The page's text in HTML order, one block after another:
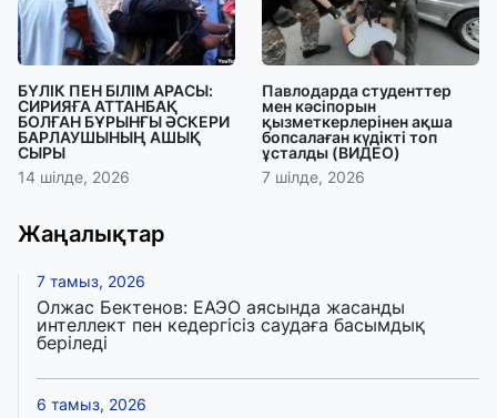
БҮЛІК ПЕН БІЛІМ АРАСЫ:
СИРИЯҒА АТТАНБАҚ
БОЛҒАН БҰРЫНҒЫ ӘСКЕРИ
БАРЛАУШЫНЫҢ АШЫҚ
СЫРЫ
14 шілде, 2026
Павлодарда студенттер
мен кәсіпорын
қызметкерлерінен ақша
бопсалаған күдікті топ
ұсталды (ВИДЕО)
7 шілде, 2026
Жаңалықтар
7 тамыз, 2026
Олжас Бектенов: ЕАЭО аясында жасанды
интеллект пен кедергісіз саудаға басымдық
беріледі
6 тамыз, 2026